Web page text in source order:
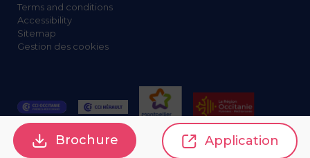
Terms and conditions
Accessibility
Sitemap
Gestion des cookies
Brochure Application